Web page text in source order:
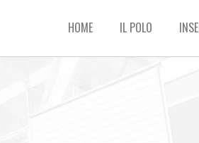
HOME IL POLO